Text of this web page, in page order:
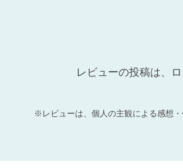
レビューの投稿は、
※レビューは、個人の主観による感想